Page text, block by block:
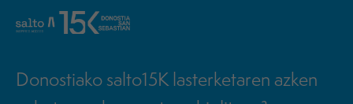
Donostiako salto15K lasterketaren azken